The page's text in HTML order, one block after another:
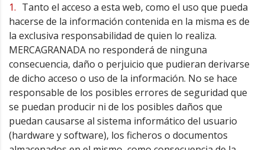
Tanto el acceso a esta web, como el uso que pueda
hacerse de la información contenida en la misma es de
la exclusiva responsabilidad de quien lo realiza.
MERCAGRANADA no responderá de ninguna
consecuencia, daño o perjuicio que pudieran derivarse
de dicho acceso o uso de la información. No se hace
responsable de los posibles errores de seguridad que
se puedan producir ni de los posibles daños que
puedan causarse al sistema informático del usuario
(hardware y software), los ficheros o documentos